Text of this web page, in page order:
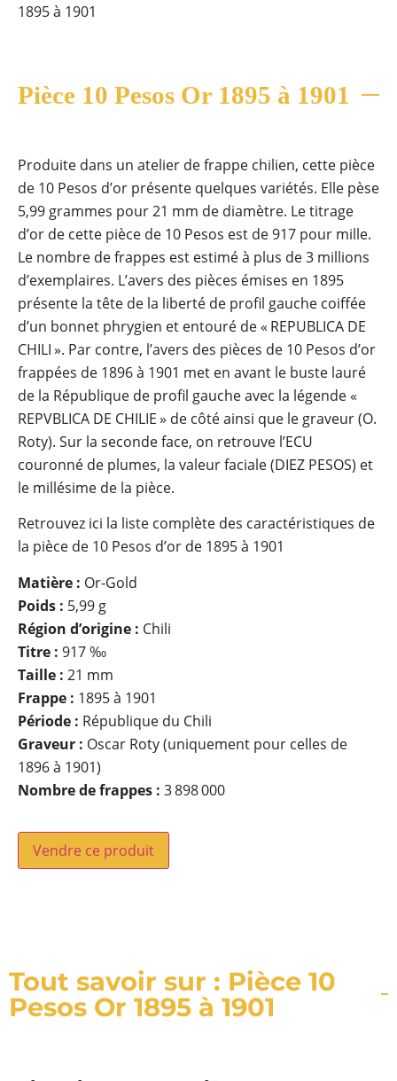
1895 à 1901
Pièce 10 Pesos Or 1895 à 1901
Produite dans un atelier de frappe chilien, cette pièce
de 10 Pesos d’or présente quelques variétés. Elle pèse
5,99 grammes pour 21 mm de diamètre. Le titrage
d’or de cette pièce de 10 Pesos est de 917 pour mille.
Le nombre de frappes est estimé à plus de 3 millions
d’exemplaires. L’avers des pièces émises en 1895
présente la tête de la liberté de profil gauche coiffée
d’un bonnet phrygien et entouré de « REPUBLICA DE
CHILI ». Par contre, l’avers des pièces de 10 Pesos d’or
frappées de 1896 à 1901 met en avant le buste lauré
de la République de profil gauche avec la légende «
REPVBLICA DE CHILIE » de côté ainsi que le graveur (O.
Roty). Sur la seconde face, on retrouve l’ECU
couronné de plumes, la valeur faciale (DIEZ PESOS) et
le millésime de la pièce.
Retrouvez ici la liste complète des caractéristiques de
la pièce de 10 Pesos d’or de 1895 à 1901
Matière : Or-Gold
Poids : 5,99 g
Région d’origine : Chili
Titre : 917 ‰
Taille : 21 mm
Frappe : 1895 à 1901
Période : République du Chili
Graveur : Oscar Roty (uniquement pour celles de
1896 à 1901)
Nombre de frappes : 3 898 000
Vendre ce produit
Tout savoir sur : Pièce 10
Pesos Or 1895 à 1901